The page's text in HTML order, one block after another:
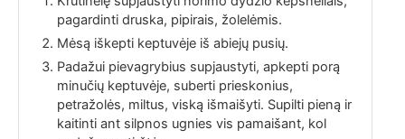
pagardinti druska, pipirais, žolelėmis.
Mėsą iškepti keptuvėje iš abiejų pusių.
Padažui pievagrybius supjaustyti, apkepti porą
minučių keptuvėje, suberti prieskonius,
petražolės, miltus, viską išmaišyti. Supilti pieną ir
kaitinti ant silpnos ugnies vis pamaišant, kol